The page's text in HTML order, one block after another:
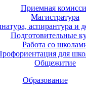
Приемная
Магистратура
аспирантура и
Подготовительные
Работа со
для
Общежитие
Образование